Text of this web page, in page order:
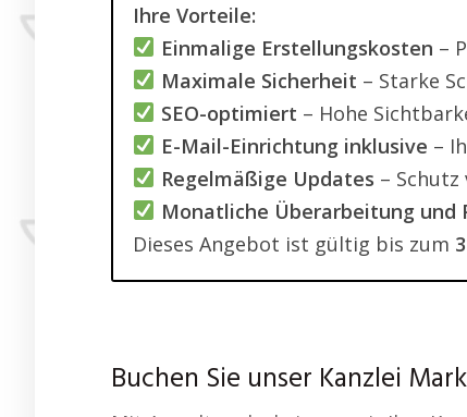
Ihre Vorteile:
Einmalige Erstellungskosten –
Maximale Sicherheit – Starke
SEO-optimiert – Hohe
E-Mail-Einrichtung inklusive –
Regelmäßige Updates –
Monatliche Überarbeitung und
Dieses Angebot ist gültig bis zum
Buchen Sie unser Kanzlei